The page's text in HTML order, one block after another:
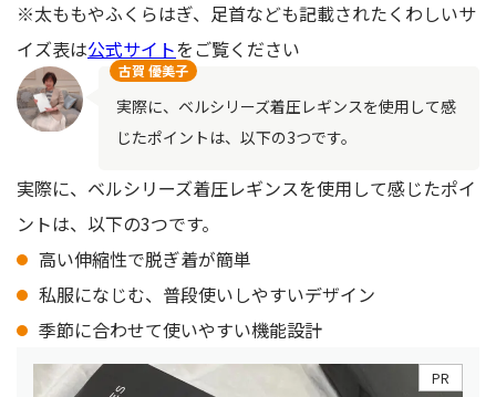
※太ももやふくらはぎ、足首なども記載されたくわしいサ
イズ表は公式サイトをご覧ください
古賀 優美子
実際に、ベルシリーズ着圧レギンスを使用して感
じたポイントは、以下の3つです。
実際に、ベルシリーズ着圧レギンスを使用して感じたポイ
ントは、以下の3つです。
高い伸縮性で脱ぎ着が簡単
私服になじむ、普段使いしやすいデザイン
季節に合わせて使いやすい機能設計
PR